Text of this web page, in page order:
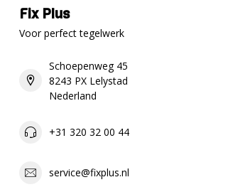
Fix Plus
Voor perfect tegelwerk
Schoepenweg 45
8243 PX Lelystad
Nederland
+31 320 32 00 44
service@fixplus.nl